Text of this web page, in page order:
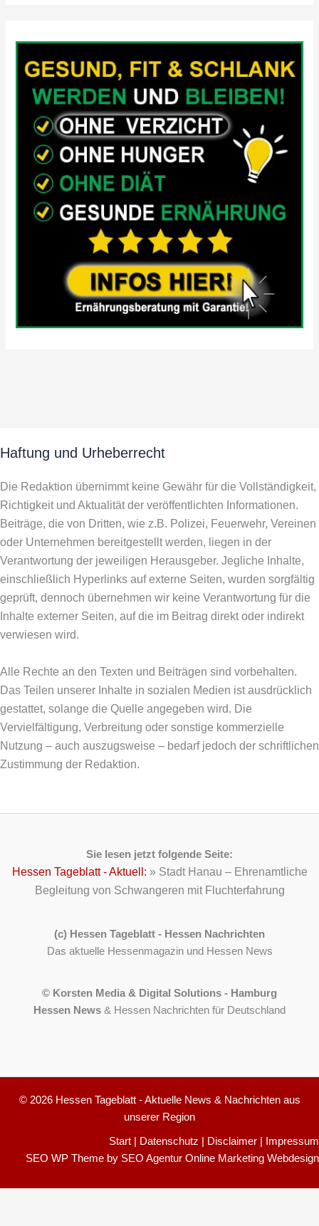
Haftung und Urheberrecht
Die Redaktion übernimmt keine Gewähr für die Vollständigkeit,
Richtigkeit und Aktualität der veröffentlichten Informationen.
Beiträge, die von Dritten, wie z.B. Polizei, Feuerwehr, Vereinen
oder Unternehmen bereitgestellt werden, liegen in der
Verantwortung der jeweiligen Herausgeber. Jegliche Inhalte,
einschließlich Hyperlinks auf externe Seiten, wurden sorgfältig
geprüft, dennoch übernehmen wir keine Verantwortung für die
Inhalte externer Seiten, auf die im Beitrag direkt oder indirekt
verwiesen wird.
Alle Rechte an den Texten und Beiträgen sind vorbehalten.
Das Teilen unserer Inhalte in sozialen Medien ist ausdrücklich
gestattet, solange die Quelle angegeben wird. Die
Vervielfältigung, Verbreitung oder sonstige kommerzielle
Nutzung – auch auszugsweise – bedarf jedoch der schriftlichen
Zustimmung der Redaktion.
Sie lesen jetzt folgende Seite:
Hessen Tageblatt - Aktuell: » Stadt Hanau – Ehrenamtliche
Begleitung von Schwangeren mit Fluchterfahrung
(c) Hessen Tageblatt - Hessen Nachrichten
Das aktuelle Hessenmagazin und Hessen News
© Korsten Media & Digital Solutions - Hamburg
Hessen News & Hessen Nachrichten für Deutschland
© 2026 Hessen Tageblatt - Aktuelle News & Nachrichten aus
unserer Region
Start Datenschutz Disclaimer
Impressum
SEO WP Theme by SEO Agentur Online Marketing Webdesign